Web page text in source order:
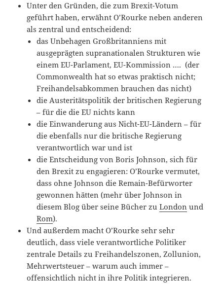
Unter den Gründen, die zum Brexit-Votum
geführt haben, erwähnt O’Rourke neben anderen
als zentral und entscheidend:
das Unbehagen Großbritanniens mit
ausgeprägten supranationalen Strukturen wie
einem EU-Parlament, EU-Kommission …. (der
Commonwealth hat so etwas praktisch nicht;
Freihandelsabkommen brauchen das nicht)
die Austeritätspolitik der britischen Regierung
– für die die EU nichts kann
die Einwanderung aus Nicht-EU-Ländern – für
die ebenfalls nur die britische Regierung
verantwortlich war und ist
die Entscheidung von Boris Johnson, sich für
den Brexit zu engagieren: O’Rourke vermutet,
dass ohne Johnson die Remain-Befürworter
gewonnen hätten (mehr über Johnson in
diesem Blog über seine Bücher zuLondon und
Rom).
Und außerdem macht O’Rourke sehr sehr
deutlich, dass viele verantwortliche Politiker
zentrale Details zu Freihandelszonen, Zollunion,
Mehrwertsteuer – warum auch immer –
offensichtlich nicht in ihre Politik integrieren.